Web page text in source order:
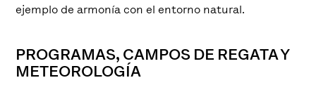
ejemplo de armonía con el entorno natural.
PROGRAMAS, CAMPOS DE REGATA Y
METEOROLOGÍA